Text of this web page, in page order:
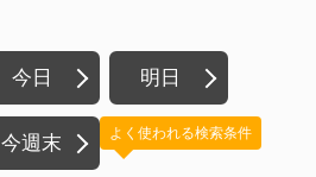
今日 明日
今週末 よく使われる検索条件